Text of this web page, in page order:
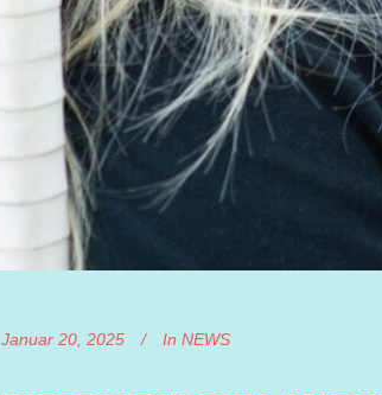
Januar 20, 2025 In NEWS